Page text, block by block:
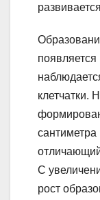
клетчатки.
С
рост